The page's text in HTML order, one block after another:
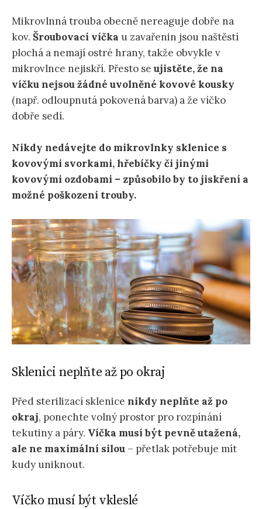
Mikrovlnná trouba obecně nereaguje dobře na
kov. Šroubovací víčka u zavařenin jsou naštěstí
plochá a nemají ostré hrany, takže obvykle v
mikrovlnce nejiskří. Přesto seujistěte, že na
víčku nejsou žádné uvolněné kovové kousky
(např. odloupnutá pokovená barva) a že víčko
dobře sedí.
Nikdy nedávejte do mikrovlnky sklenice s
kovovými svorkami, hřebíčky či jinými
kovovými ozdobami – způsobilo by to jiskření a
možné poškození trouby.
Sklenici neplňte až po okraj
Před sterilizací sklenice nikdy neplňte až po
okraj, ponechte volný prostor pro rozpínání
tekutiny a páry. Víčka musí být pevně utažená,
ale ne maximální silou – přetlak potřebuje mít
kudy uniknout.
Víčko musí být vkleslé